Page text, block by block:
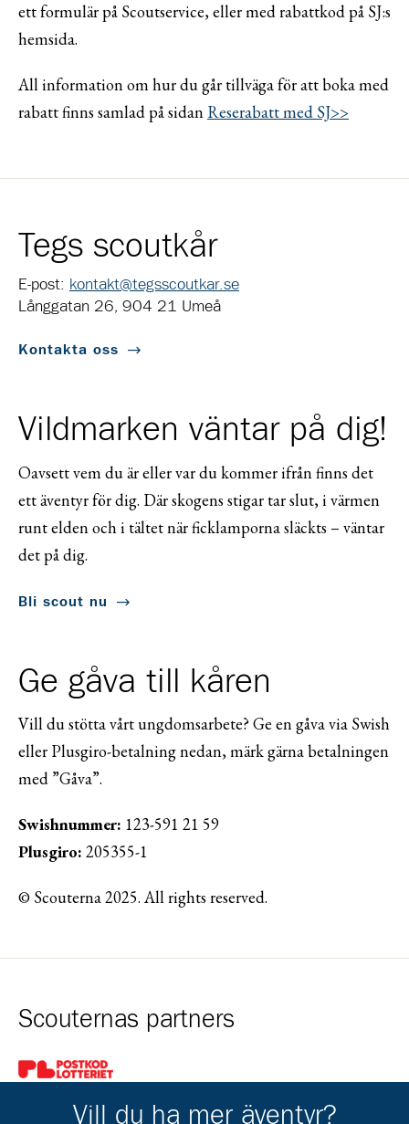
ett formulär på Scoutservice, eller med rabattkod på SJ:s
hemsida.
All information om hur du går tillväga för att boka med
rabatt finns samlad på sidan Reserabatt med SJ>>
Tegs scoutkår
E-post: kontakt@tegsscoutkar.se
Långgatan 26, 904 21 Umeå
Kontakta oss
Vildmarken väntar på dig!
Oavsett vem du är eller var du kommer ifrån finns det
ett äventyr för dig. Där skogens stigar tar slut, i värmen
runt elden och i tältet när ficklamporna släckts – väntar
det på dig.
Bli scout nu
Ge gåva till kåren
Vill du stötta vårt ungdomsarbete? Ge en gåva via Swish
eller Plusgiro-betalning nedan, märk gärna betalningen
med ”Gåva”.
Swishnummer: 123-591 21 59
Plusgiro: 205355-1
© Scouterna 2025. All rights reserved.
Scouternas partners
Gå till pl_50
Vill du ha mer äventyr?